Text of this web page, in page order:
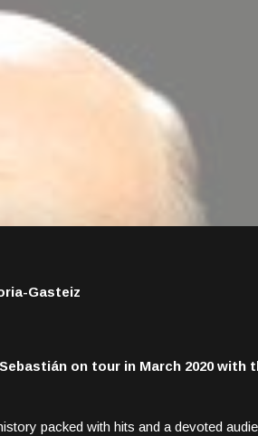
Gasteiz
on tour in March 2020 with
packed with hits and a devoted